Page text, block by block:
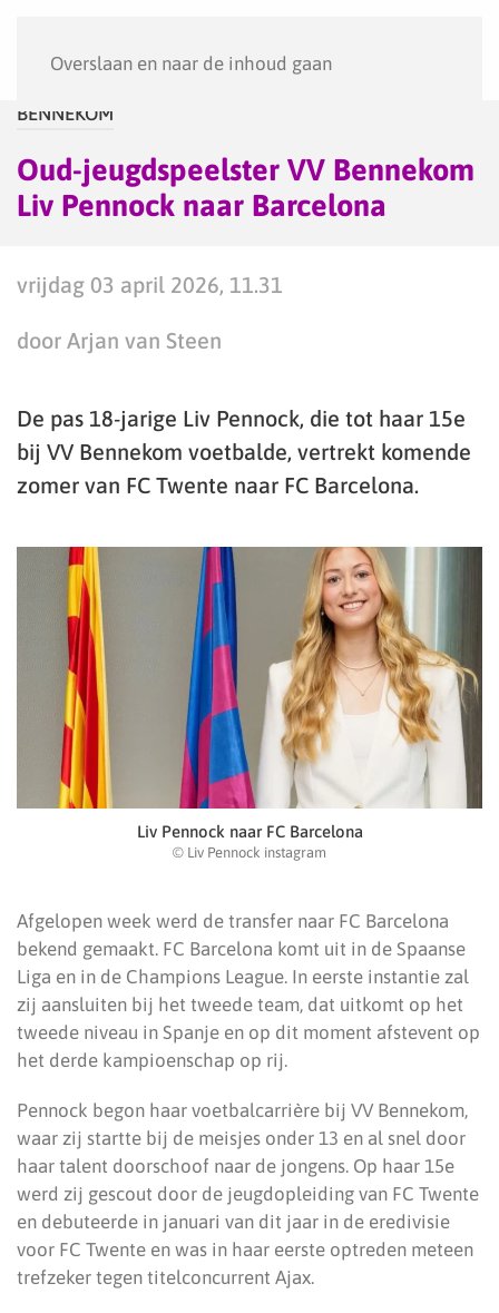
Overslaan en naar de inhoud gaan
BENNEKOM
Oud-jeugdspeelster VV Bennekom
Liv Pennock naar Barcelona
vrijdag 03 april 2026, 11.31
door Arjan van Steen
De pas 18-jarige Liv Pennock, die tot haar 15e
bij VV Bennekom voetbalde, vertrekt komende
zomer van FC Twente naar FC Barcelona.
Liv Pennock naar FC Barcelona
© Liv Pennock instagram
Afgelopen week werd de transfer naar FC Barcelona
bekend gemaakt. FC Barcelona komt uit in de Spaanse
Liga en in de Champions League. In eerste instantie zal
zij aansluiten bij het tweede team, dat uitkomt op het
tweede niveau in Spanje en op dit moment afstevent op
het derde kampioenschap op rij.
Pennock begon haar voetbalcarrière bij VV Bennekom,
waar zij startte bij de meisjes onder 13 en al snel door
haar talent doorschoof naar de jongens. Op haar 15e
werd zij gescout door de jeugdopleiding van FC Twente
en debuteerde in januari van dit jaar in de eredivisie
voor FC Twente en was in haar eerste optreden meteen
trefzeker tegen titelconcurrent Ajax.